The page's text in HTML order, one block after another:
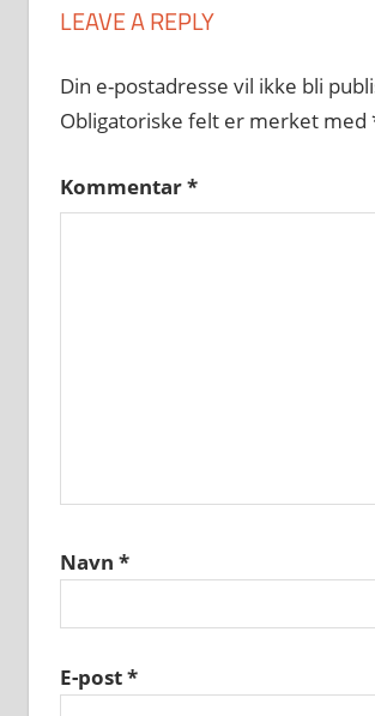
LEAVE A REPLY
Din e-postadresse vil ikke bli
Obligatoriske felt er merket med
Kommentar*
Navn *
E-post*